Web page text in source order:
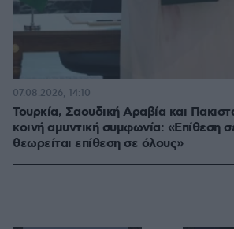
Τουρκία, Σαουδική Αραβία και
κοινή αμυντική συμφωνία: «Επίθεση
θεωρείται επίθεση σε όλους»
07.08.2026, 14:10